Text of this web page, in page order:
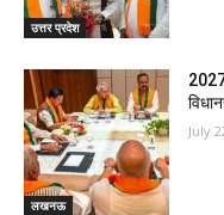
उत्तर प्रदेश
लखनऊ
July